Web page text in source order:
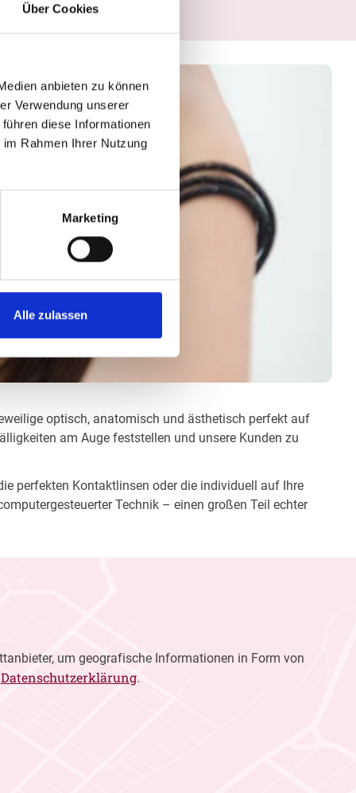
Über Cookies
anbieten zu können
Verwendung unserer
diese Informationen
Rahmen Ihrer Nutzung
Marketing
Alle zulassen
optisch, anatomisch und ästhetisch perfekt auf
am Auge feststellen und unsere Kunden zu
perfekten Kontaktlinsen oder die individuell auf Ihre
Technik – einen großen Teil echter
um geografische Informationen in Form von
Datenschutzerklärung.